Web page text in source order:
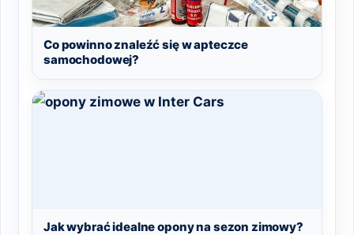
Co powinno znaleźć się w apteczce
samochodowej?
Jak wybrać idealne opony na sezon zimowy?